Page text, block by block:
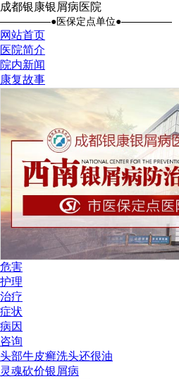
成都银康银屑病医院
●医保定点单位●
网站首页
医院简介
院内新闻
康复故事
危害
护理
治疗
症状
病因
咨询
头部牛皮癣洗头还很油
灵魂砍价银屑病